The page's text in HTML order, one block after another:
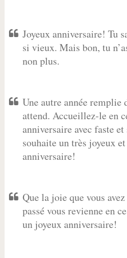
Joyeux anniversaire! Tu
si vieux. Mais bon, tu
non plus.
Une autre année remplie
attend. Accueillez-le en
anniversaire avec faste
souhaite un très joyeux
anniversaire!
Que la joie que vous
passé vous revienne en
un joyeux anniversaire!